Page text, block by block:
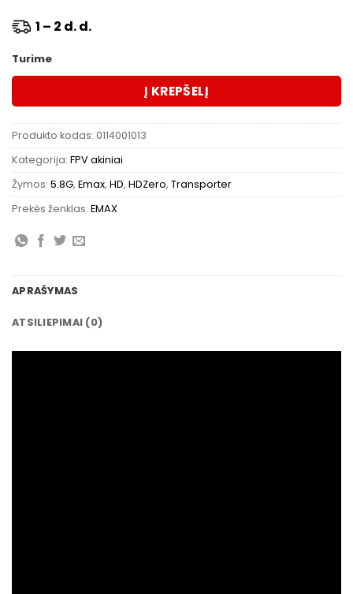
1 – 2 d. d.
Turime
Į KREPŠELĮ
Produkto kodas: 0114001013
Kategorija: FPV akiniai
Žymos: 5.8G, Emax, HD, HDZero, Transporter
Prekės ženklas: EMAX
APRAŠYMAS
ATSILIEPIMAI (0)